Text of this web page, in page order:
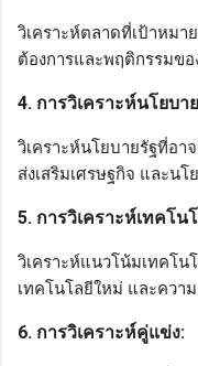
วิเคราะห์ตลาดที่เป้าหมา
ต้องการและพฤติกรรมขอ
4. การวิเคราะห์นโยบา
วิเคราะห์นโยบายรัฐที่อ
ส่งเสริมเศรษฐกิจ และนโ
5. การวิเคราะห์เทคโน
วิเคราะห์แนวโน้มเทคโ
เทคโนโลยีใหม่ และควา
6. การวิเคราะห์คู่แข่ง: